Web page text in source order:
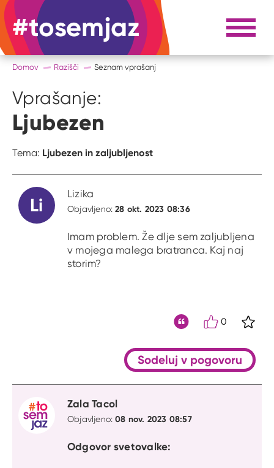
#tosemjaz #to sem jaz Razpri
Domov Razišči Seznam vprašanj
Vprašanje:
Ljubezen
Tema: Ljubezen in zaljubljenost
Li
Lizika
Objavljeno:28 okt. 2023 08:36
Imam problem. Že dlje sem zaljubljena
v mojega malega bratranca. Kaj naj
storim?
0
Sodeluj v pogovoru
Zala Tacol
Objavljeno:08 nov. 2023 08:57
Odgovor svetovalke: